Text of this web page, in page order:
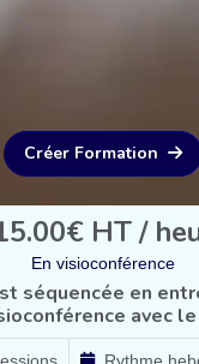
Créer Formation
HT /
En visioconférence
séquencée en
avec